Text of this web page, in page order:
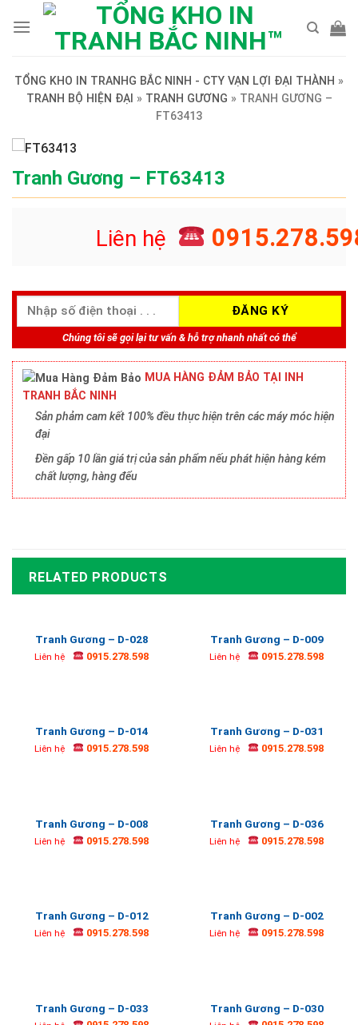
TỔNG KHO IN TRANHG BẮC NINH - CTY VẠN LỢI ĐẠI THÀNH »
TRANH BỘ HIỆN ĐẠI » TRANH GƯƠNG » TRANH GƯƠNG –
FT63413
Tranh Gương – FT63413
Liên hệ
Chúng tôi sẽ gọi lại tư vấn & hỗ trợ nhanh nhất có thể
MUA HÀNG ĐẢM BẢO TẠI INH
TRANH BẮC NINH
Sản phảm cam kết 100% đều thực hiện trên các máy móc hiện
đại
Đền gấp 10 lần giá trị của sản phẩm nếu phát hiện hàng kém
chất lượng, hàng đểu
RELATED PRODUCTS
Tranh Gương – D-028
Liên hệ 0915.278.598
Tranh Gương – D-009
Liên hệ 0915.278.598
Tranh Gương – D-014
Liên hệ 0915.278.598
Tranh Gương – D-031
Liên hệ 0915.278.598
Tranh Gương – D-008
Liên hệ 0915.278.598
Tranh Gương – D-036
Liên hệ 0915.278.598
Tranh Gương – D-012
Liên hệ 0915.278.598
Tranh Gương – D-002
Liên hệ 0915.278.598
Tranh Gương – D-033 Tranh Gương – D-030